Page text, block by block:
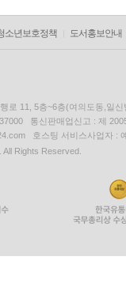
소년보호정책 도서홍보안내
로 11, 5층~6층(여의도동,일신
통신판매업신고 : 제
호스팅 서비스사업자 :
Rights Reserved.